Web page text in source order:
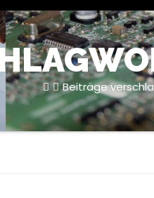
Beiträge